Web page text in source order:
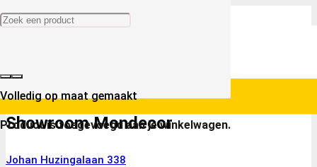
Productis toegevoegd aan je winkelwagen.
Volledig op maat gemaakt
Showroom Mondecor
Johan Huzingalaan 338